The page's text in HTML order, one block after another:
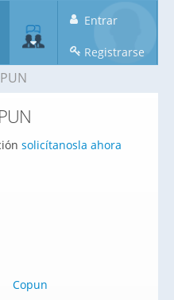
Entrar
Registrarse
solicítanosla ahora
Copun